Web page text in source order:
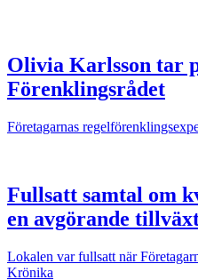
Olivia Karlsson tar
Förenklingsrådet
Företagarnas
Fullsatt samtal om
en avgörande
Lokalen var fullsatt när
Krönika